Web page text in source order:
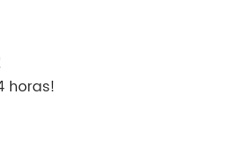
horas!